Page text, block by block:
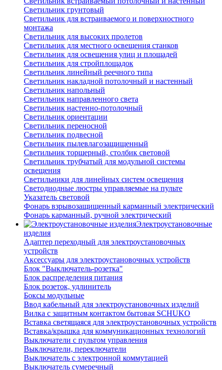
Светильник грунтовый
Светильник для встраиваемого и поверхностного
монтажа
Светильник для высоких пролетов
Светильник для местного освещения станков
Светильник для освещения улиц и площадей
Светильник для стройплощадок
Светильник линейный реечного типа
Светильник накладной потолочный и настенный
Светильник напольный
Светильник направленного света
Светильник настенно-потолочный
Светильник ориентации
Светильник переносной
Светильник подвесной
Светильник пылевлагозащищенный
Светильник торшерный, столбик световой
Светильник трубчатый для модульной системы
освещения
Светильники для линейных систем освещения
Светодиодные люстры управляемые на пульте
Указатель световой
Фонарь взрывозащищенный карманный электрический
Фонарь карманный, ручной электрический
Электроустановочные
изделия
Адаптер переходный для электроустановочных
устройств
Аксессуары для электроустановочных устройств
Блок "Выключатель-розетка"
Блок распределения питания
Блок розеток, удлинитель
Боксы модульные
Ввод кабельный для электроустановочных изделий
Вилка с защитным контактом бытовая SCHUKO
Вставка светящаяся для электроустановочных устройств
Вставка/крышка для коммуникационных технологий
Выключатели с пультом управления
Выключатели, переключатели
Выключатель с электронной коммутацией
Выключатель сумеречный